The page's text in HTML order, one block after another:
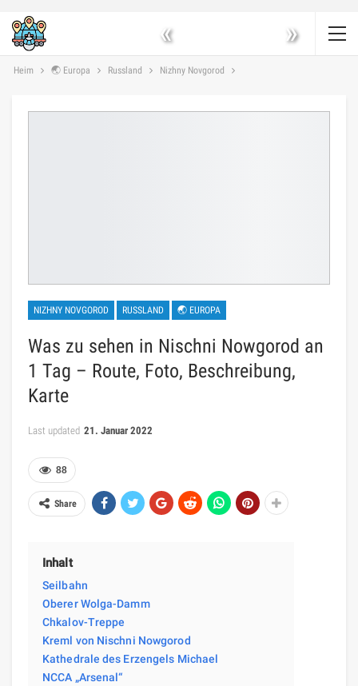
« »
Heim 🌏 Europa Russland Nizhny Novgorod
NIZHNY NOVGOROD RUSSLAND 🌏 EUROPA
Was zu sehen in Nischni Nowgorod an
1 Tag – Route, Foto, Beschreibung,
Karte
Last updated 21. Januar 2022
88
Share
Inhalt
Seilbahn
Oberer Wolga-Damm
Chkalov-Treppe
Kreml von Nischni Nowgorod
Kathedrale des Erzengels Michael
NCCA „Arsenal“